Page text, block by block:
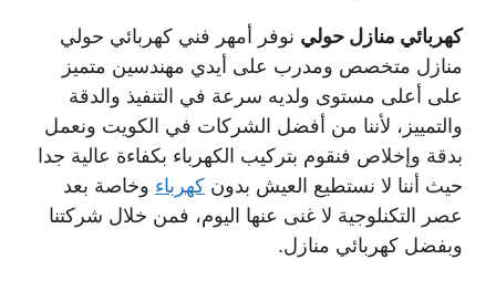
كهربائي منازل حولي نوفر أمهر فني كهربائي حولي
منازل متخصص ومدرب على أيدي مهندسين متميز
على أعلى مستوى ولديه سرعة في التنفيذ والدقة
والتمييز، لأننا من أفضل الشركات في الكويت ونعمل
بدقة وإخلاص فنقوم بتركيب الكهرباء بكفاءة عالية جدا
حيث أننا لا نستطيع العيش بدون كهرباء وخاصة بعد
عصر التكنلوجية لا غنى عنها اليوم، فمن خلال شركتنا
وبفضل كهربائي منازل.